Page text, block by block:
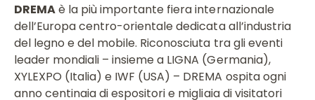
DREMAè la più importante fiera internazionale
dell’Europa centro-orientale dedicata all’industria
del legno e del mobile. Riconosciuta tra gli eventi
leader mondiali – insieme a LIGNA (Germania),
XYLEXPO (Italia) e IWF (USA) – DREMA ospita ogni
anno centinaia di espositori e migliaia di visitatori